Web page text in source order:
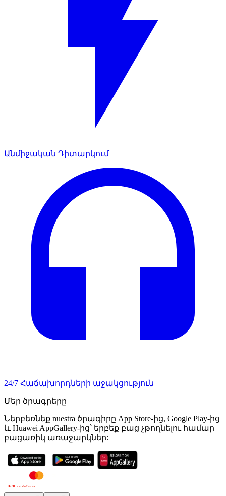
Անմիջական Դիտարկում
24/7 Հաճախորդների աջակցություն
Մեր ծրագրերը
Ներբեռնեք nuestra ծրագիրը App Store-ից, Google Play-ից
և Huawei AppGallery-ից՝ երբեք բաց չթողնելու համար
բացառիկ առաջարկներ: